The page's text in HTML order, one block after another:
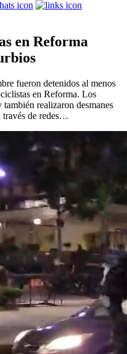
en Reforma
fueron detenidos al menos
en Reforma. Los
realizaron desmanes
través de redes…